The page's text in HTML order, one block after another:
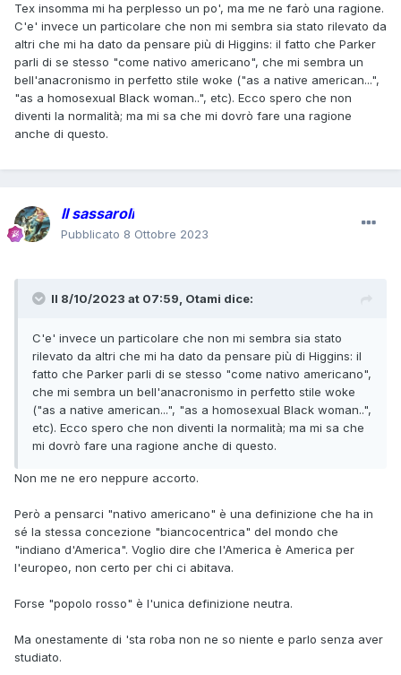
Tex insomma mi ha perplesso un po', ma me ne farò una ragione.
C'e' invece un particolare che non mi sembra sia stato rilevato da
altri che mi ha dato da pensare più di Higgins: il fatto che Parker
parli di se stesso "come nativo americano", che mi sembra un
bell'anacronismo in perfetto stile woke ("as a native american...",
"as a homosexual Black woman..", etc). Ecco spero che non
diventi la normalità; ma mi sa che mi dovrò fare una ragione
anche di questo.
Il sassaroli
Pubblicato 8 Ottobre 2023
Il 8/10/2023 at 07:59, Otami dice:
C'e' invece un particolare che non mi sembra sia stato
rilevato da altri che mi ha dato da pensare più di Higgins: il
fatto che Parker parli di se stesso "come nativo americano",
che mi sembra un bell'anacronismo in perfetto stile woke
("as a native american...", "as a homosexual Black woman..",
etc). Ecco spero che non diventi la normalità; ma mi sa che
mi dovrò fare una ragione anche di questo.
Non me ne ero neppure accorto.
Però a pensarci "nativo americano" è una definizione che ha in
sé la stessa concezione "biancocentrica" del mondo che
"indiano d'America". Voglio dire che l'America è America per
l'europeo, non certo per chi ci abitava.
Forse "popolo rosso" è l'unica definizione neutra.
Ma onestamente di 'sta roba non ne so niente e parlo senza aver
studiato.